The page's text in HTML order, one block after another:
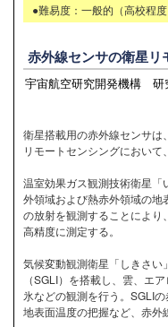
●難易度：一般的（高校程度
赤外線センサの衛星リ
宇宙航空研究開発機構
衛星搭載用の赤外線センサは
リモートセンシングにおいて
温室効果ガス観測技術衛星「
外領域および熱赤外領域の地
の放射を観測することにより
高精度に測定する。
気候変動観測衛星「しきさ
（SGLI）を搭載し、雲、エ
氷などの観測を行う。SGLI
地表面温度の把握など、赤外